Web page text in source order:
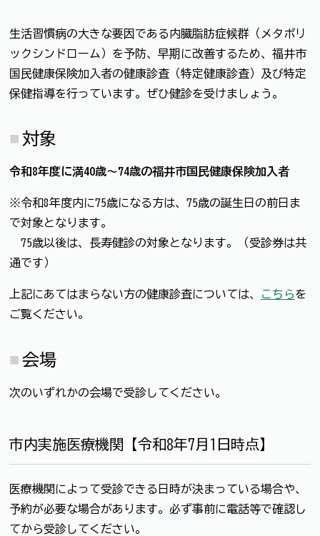
生活習慣病の大きな要因である内臓脂肪症候群（メタボリ
ックシンドローム）を予防、早期に改善するため、福井市
国民健康保険加入者の健康診査（特定健康診査）及び特定
保健指導を行っています。ぜひ健診を受けましょう。
対象
令和8年度に満40歳～74歳の福井市国民健康保険加入者
※令和8年度内に75歳になる方は、75歳の誕生日の前日ま
で対象となります。
75歳以後は、長寿健診の対象となります。（受診券は共
通です）
上記にあてはまらない方の健康診査については、 こちらを
ご覧ください。
会場
次のいずれかの会場で受診してください。
市内実施医療機関【令和8年7月1日時点】
医療機関によって受診できる日時が決まっている場合や、
予約が必要な場合があります。必ず事前に電話等で確認し
てから受診してください。